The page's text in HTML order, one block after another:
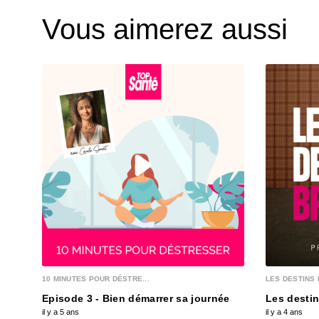
Vous aimerez aussi
10 MINUTES POUR DÉSTRE...
Episode 3 - Bien démarrer sa journée
il y a 5 ans
LES DESTINS
Les
il y a 4 ans